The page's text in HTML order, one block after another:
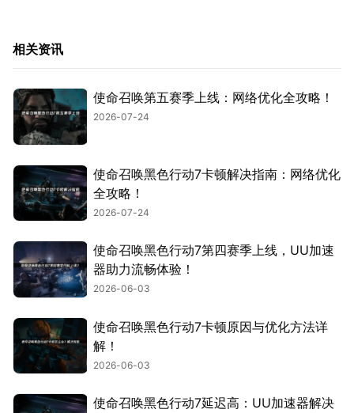
相关资讯
使命召唤第五赛季上线：网络优化全攻略！
2026-07-24
使命召唤黑色行动7卡顿解决指南：网络优化
全攻略！
2026-07-24
使命召唤黑色行动7第四赛季上线，UU加速
器助力流畅体验！
2026-06-03
使命召唤黑色行动7卡顿原因与优化方法详
解！
2026-06-03
使命召唤黑色行动7延迟高：UU加速器解决